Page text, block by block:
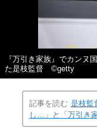
『万引き家族』でカンヌ
た是枝監督 ©getty
記事を読む 是枝監
し…」と「万引き